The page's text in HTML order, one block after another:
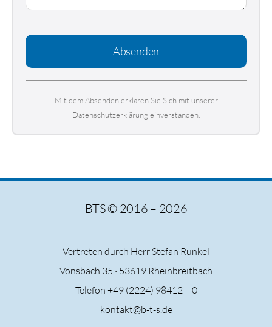
Absenden
Mit dem Absenden erklären Sie Sich mit unserer
Datenschutzerklärung einverstanden.
BTS © 2016 – 2026
Vertreten durch Herr Stefan Runkel
Vonsbach 35 · 53619 Rheinbreitbach
Telefon +49 (2224) 98412 – 0
kontakt@b-t-s.de